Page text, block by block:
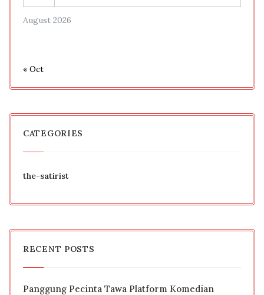
August 2026
« Oct
CATEGORIES
the-satirist
RECENT POSTS
Panggung Pecinta Tawa Platform Komedian